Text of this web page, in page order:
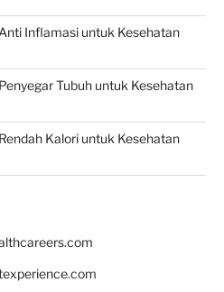
Inflamasi untuk Kesehatan
Tubuh untuk Kesehatan
Kalori untuk Kesehatan